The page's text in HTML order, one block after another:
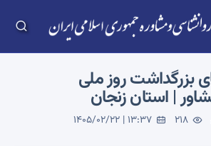
بزرگداشت روز ملی
| استان زنجان
218
1405/02/22 | 13:37